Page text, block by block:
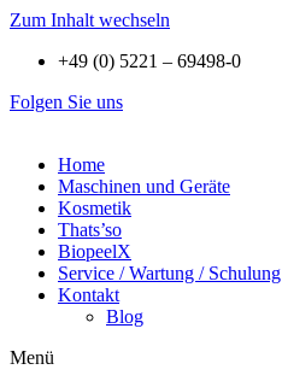
Zum Inhalt wechseln
+49 (0) 5221 – 69498-0
Folgen Sie uns
Home
Maschinen und Geräte
Kosmetik
Thats’so
BiopeelX
Service / Wartung / Schulung
Kontakt
Blog
Menü